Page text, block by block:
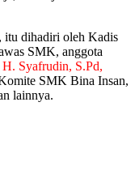
itu dihadiri oleh Kadis
SMK, anggota
H. Syafrudin, S.Pd,
SMK Bina Insan,
lainnya.